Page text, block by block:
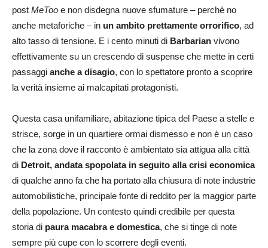
post MeToo e non disdegna nuove sfumature – perché no
anche metaforiche – in un ambito prettamente orrorifico, ad
alto tasso di tensione. E i cento minuti di Barbarian vivono
effettivamente su un crescendo di suspense che mette in certi
passaggi anche a disagio, con lo spettatore pronto a scoprire
la verità insieme ai malcapitati protagonisti.
Questa casa unifamiliare, abitazione tipica del Paese a stelle e
strisce, sorge in un quartiere ormai dismesso e non è un caso
che la zona dove il racconto è ambientato sia attigua alla città
di Detroit, andata spopolata in seguito alla crisi economica
di qualche anno fa che ha portato alla chiusura di note industrie
automobilistiche, principale fonte di reddito per la maggior parte
della popolazione. Un contesto quindi credibile per questa
storia di paura macabra e domestica, che si tinge di note
sempre più cupe con lo scorrere degli eventi.